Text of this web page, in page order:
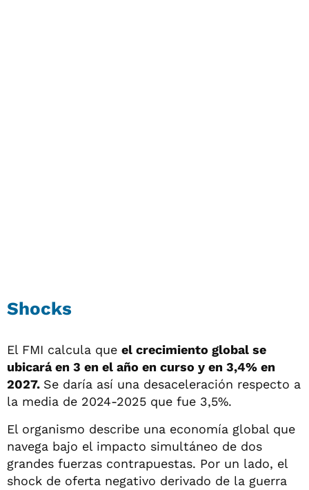
Shocks
El FMI calcula que el crecimiento global se
ubicará en 3 en el año en curso y en 3,4% en
2027. Se daría así una desaceleración respecto a
la media de 2024-2025 que fue 3,5%.
El organismo describe una economía global que
navega bajo el impacto simultáneo de dos
grandes fuerzas contrapuestas. Por un lado, el
shock de oferta negativo derivado de la guerra